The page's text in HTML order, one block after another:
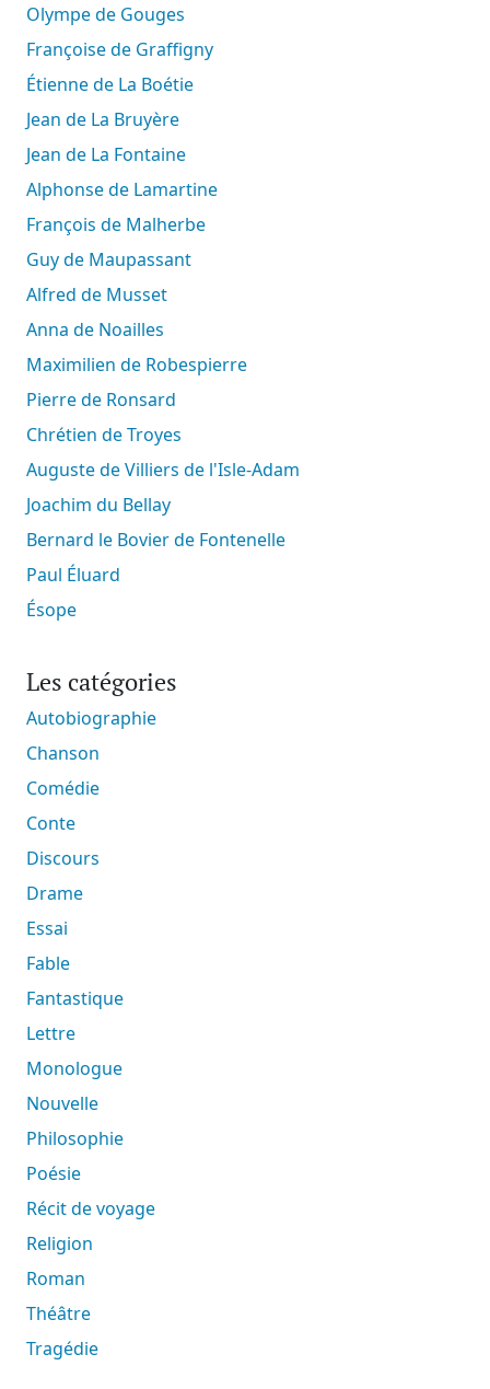
Olympe de Gouges
Françoise de Graffigny
Étienne de La Boétie
Jean de La Bruyère
Jean de La Fontaine
Alphonse de Lamartine
François de Malherbe
Guy de Maupassant
Alfred de Musset
Anna de Noailles
Maximilien de Robespierre
Pierre de Ronsard
Chrétien de Troyes
Auguste de Villiers de l'Isle-Adam
Joachim du Bellay
Bernard le Bovier de Fontenelle
Paul Éluard
Ésope
Les catégories
Autobiographie
Chanson
Comédie
Conte
Discours
Drame
Essai
Fable
Fantastique
Lettre
Monologue
Nouvelle
Philosophie
Poésie
Récit de voyage
Religion
Roman
Théâtre
Tragédie